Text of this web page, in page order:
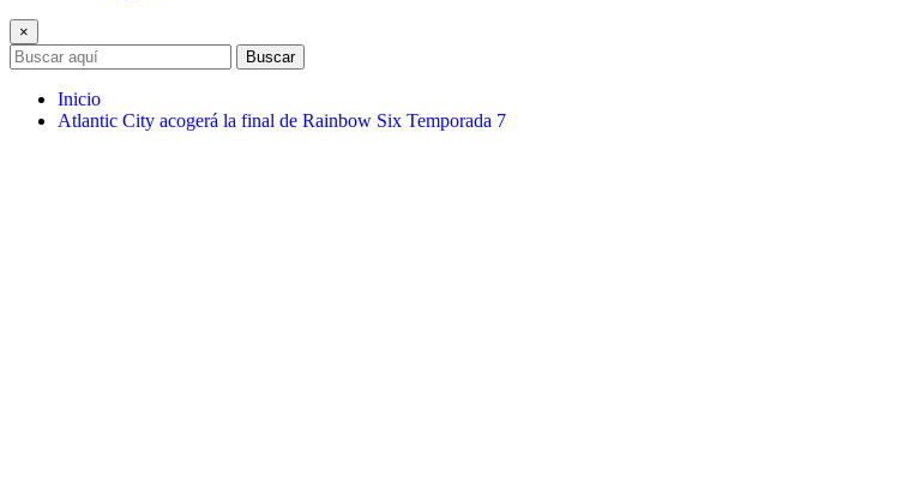
×
Buscar
Inicio
Atlantic City acogerá la final de Rainbow Six Temporada 7